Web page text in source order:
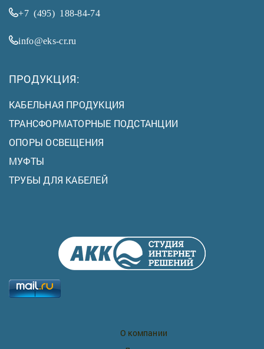
+7 (495) 188-84-74
info@eks-cr.ru
ПРОДУКЦИЯ:
КАБЕЛЬНАЯ ПРОДУКЦИЯ
ТРАНСФОРМАТОРНЫЕ ПОДСТАНЦИИ
ОПОРЫ ОСВЕЩЕНИЯ
МУФТЫ
ТРУБЫ ДЛЯ КАБЕЛЕЙ
О компании